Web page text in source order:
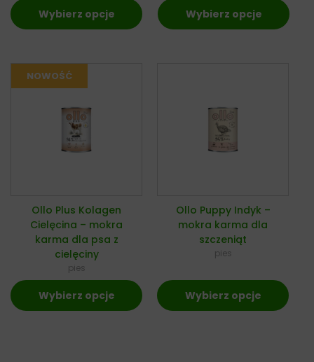
Wybierz opcje Wybierz opcje
Ollo Plus Kolagen
Cielęcina – mokra
karma dla psa z
cielęciny
pies
Wybierz opcje
Ollo Puppy Indyk –
mokra karma dla
szczeniąt
pies
Wybierz opcje